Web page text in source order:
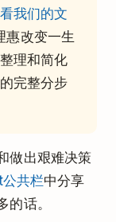
我们的文
惠改变一生
理和简化
完整分步
做出艰难决策
共栏中分享
的话。